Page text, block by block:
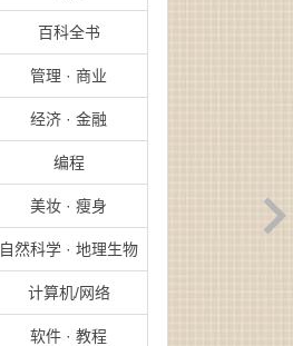
百科全书
管理 · 商业
经济 · 金融
编程
美妆 · 瘦身
自然科学 · 地理生物
计算机/网络
软件 · 教程